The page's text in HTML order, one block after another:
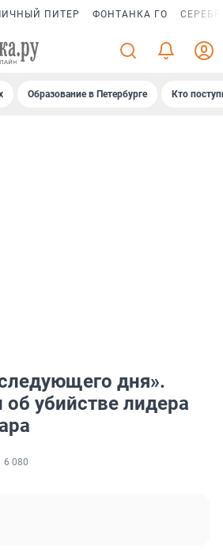
ПИТЕР ФОНТАНКА ГО
Образование в Петербурге Кто
дня».
убийстве лидера
6 080